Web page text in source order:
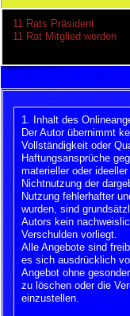
11 Rats Präsident
11 Rat Mitglied werden
1. Inhalt des
Der Autor übernimmt
Vollständigkeit oder
Haftungsansprüche
materieller oder
Nichtnutzung der
Nutzung fehlerhafter
wurden, sind
Autors kein
Verschulden vorliegt.
Alle Angebote sind
es sich ausdrücklich
Angebot ohne
zu löschen oder die
einzustellen.